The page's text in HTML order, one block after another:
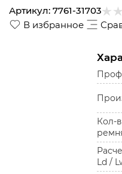
В избранное
Артикул: 7761-31703
Кол-
Ld /